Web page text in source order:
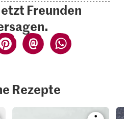
Freunden
Rezepte